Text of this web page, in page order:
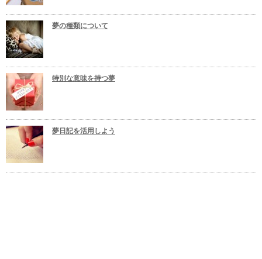
夢の種類について
特別な意味を持つ夢
夢日記を活用しよう